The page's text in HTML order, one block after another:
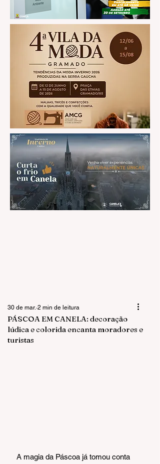
PÁSCOA EM CANELA: decoração
lúdica e colorida encanta moradores e
turistas
30 de mar. 2 min de leitura
A magia da Páscoa já tomou conta